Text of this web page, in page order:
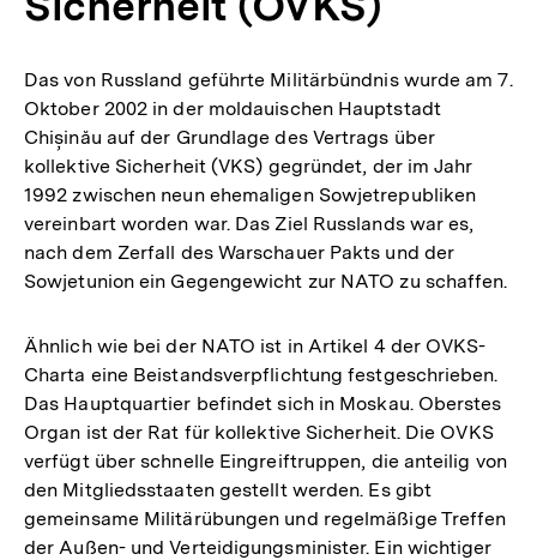
Das von Russland geführte Militärbündnis wurde am 7.
Oktober 2002 in der moldauischen Hauptstadt
Chișinău auf der Grundlage des Vertrags über
kollektive Sicherheit (VKS) gegründet, der im Jahr
1992 zwischen neun ehemaligen Sowjetrepubliken
vereinbart worden war. Das Ziel Russlands war es,
nach dem Zerfall des Warschauer Pakts und der
Sowjetunion ein Gegengewicht zur NATO zu schaffen.
Ähnlich wie bei der NATO ist in Artikel 4 der OVKS-
Charta eine Beistandsverpflichtung festgeschrieben.
Das Hauptquartier befindet sich in Moskau. Oberstes
Organ ist der Rat für kollektive Sicherheit. Die OVKS
verfügt über schnelle Eingreiftruppen, die anteilig von
den Mitgliedsstaaten gestellt werden. Es gibt
gemeinsame Militärübungen und regelmäßige Treffen
der Außen- und Verteidigungsminister. Ein wichtiger